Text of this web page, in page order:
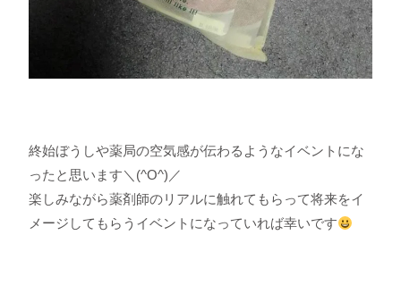
終始ぼうしや薬局の空気感が伝わるようなイベントにな
ったと思います＼(^O^)／
楽しみながら薬剤師のリアルに触れてもらって将来をイ
メージしてもらうイベントになっていれば幸いです